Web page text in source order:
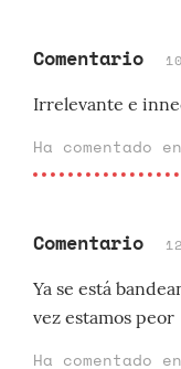
Comentario
Irrelevante e
Ha comentado
Comentario
Ya se está
vez estamos peor
Ha comentado